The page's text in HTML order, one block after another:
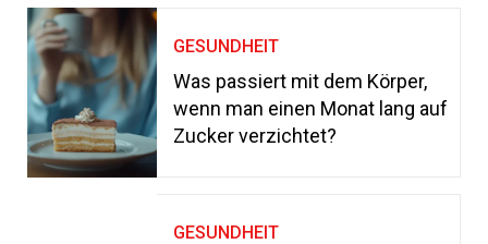
GESUNDHEIT
Was passiert mit dem Körper,
wenn man einen Monat lang auf
Zucker verzichtet?
GESUNDHEIT